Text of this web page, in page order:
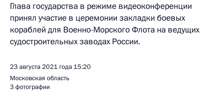
Глава государства в режиме видеоконференции
принял участие в церемонии закладки боевых
кораблей для Военно-Морского Флота на ведущих
судостроительных заводах России.
23 августа 2021 года 15:20
Московская область
3 фотографии